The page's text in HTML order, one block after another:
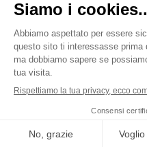
ISCRIZIONE ALLA NEWSLETTER
Farmacia Centrale Srl
Numero
Powered byPrenofa